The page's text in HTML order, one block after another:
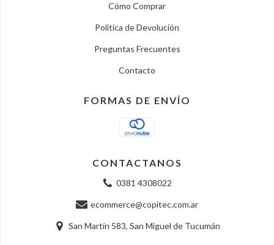
Cómo Comprar
Política de Devolución
Preguntas Frecuentes
Contacto
FORMAS DE ENVÍO
CONTACTANOS
0381 4308022
ecommerce@copitec.com.ar
San Martín 583, San Miguel de Tucumán